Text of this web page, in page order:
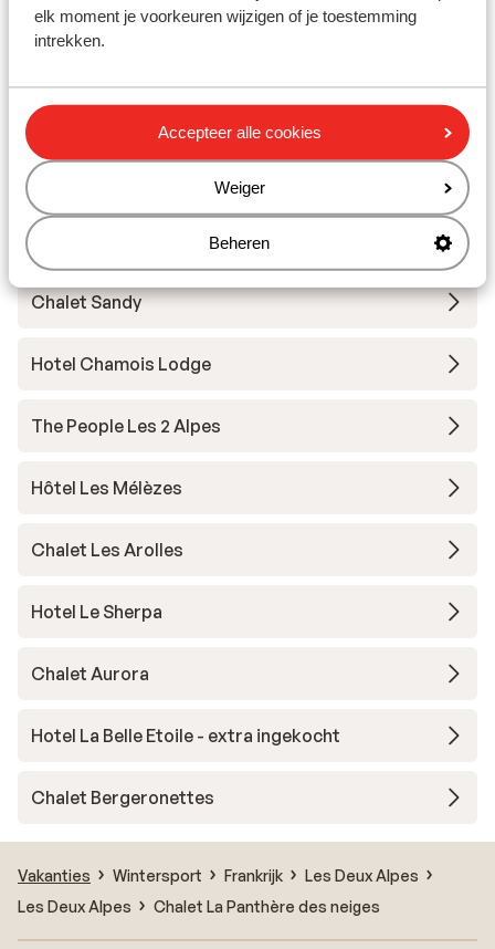
elk moment je voorkeuren wijzigen of je toestemming
intrekken.
Accepteer alle cookies
Weiger
Beheren
Chalet Grizzly
Base Camp Lodge Les Deux Alpes
Hôtel Belambra L’Orée des Pistes
Chalet Sandy
Hotel Chamois Lodge
The People Les 2 Alpes
Hôtel Les Mélèzes
Chalet Les Arolles
Hotel Le Sherpa
Chalet Aurora
Hotel La Belle Etoile - extra ingekocht
Chalet Bergeronettes
Vakanties Wintersport Frankrijk
Les Deux Alpes
Les Deux Alpes
Chalet La Panthère des neiges